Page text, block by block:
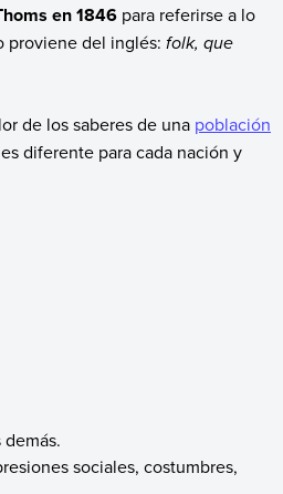
en 1846para referirse a lo
proviene del inglés: folk, que
de los saberes de una población
es diferente para cada nación y
sociales, costumbres,